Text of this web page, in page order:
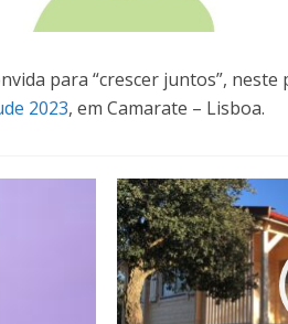
para “crescer juntos”,
2023, em Camarate – Lisboa.